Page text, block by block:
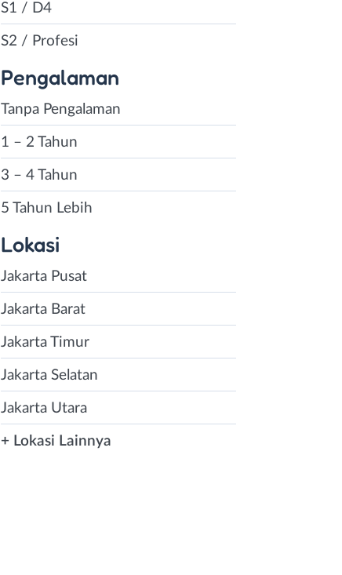
S1 / D4
S2 / Profesi
Pengalaman
Tanpa Pengalaman
1 – 2 Tahun
3 – 4 Tahun
5 Tahun Lebih
Lokasi
Jakarta Pusat
Jakarta Barat
Jakarta Timur
Jakarta Selatan
Jakarta Utara
+ Lokasi Lainnya